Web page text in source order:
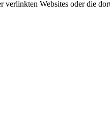
Websites oder die